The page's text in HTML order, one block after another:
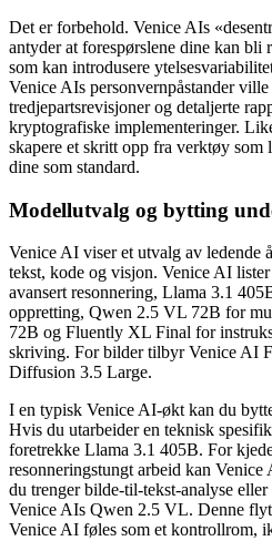
Det er forbehold. Venice AIs
antyder at forespørslene dine kan bli
som kan introdusere
Venice AIs personvernpåstander
tredjepartsrevisjoner og detaljerte
kryptografiske implementeringer.
skapere et skritt opp fra verktøy
dine som standard.
Modellutvalg og bytting
Venice AI viser et utvalg av ledende
tekst, kode og visjon. Venice AI
avansert resonnering, Llama 3.1
oppretting, Qwen 2.5 VL 72B for
72B og Fluently XL Final for
skriving. For bilder tilbyr Venice AI
Diffusion 3.5 Large.
I en typisk Venice AI-økt kan du
Hvis du utarbeider en teknisk
foretrekke Llama 3.1 405B. For
resonneringstungt arbeid kan
du trenger bilde-til-tekst-analyse
Venice AIs Qwen 2.5 VL. Denne
Venice AI føles som et kontrollrom,